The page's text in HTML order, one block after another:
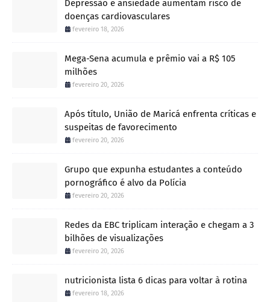
Depressão e ansiedade aumentam risco de
doenças cardiovasculares
fevereiro 18, 2026
Mega-Sena acumula e prêmio vai a R$ 105
milhões
fevereiro 20, 2026
Após título, União de Maricá enfrenta críticas e
suspeitas de favorecimento
fevereiro 20, 2026
Grupo que expunha estudantes a conteúdo
pornográfico é alvo da Polícia
fevereiro 20, 2026
Redes da EBC triplicam interação e chegam a 3
bilhões de visualizações
fevereiro 20, 2026
nutricionista lista 6 dicas para voltar à rotina
fevereiro 18, 2026